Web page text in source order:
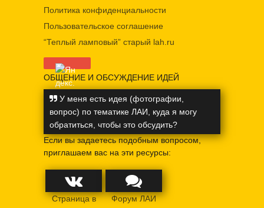
Политика конфиденциальности
Пользовательское соглашение
“Теплый ламповый” старый lah.ru
ОБЩЕНИЕ И ОБСУЖДЕНИЕ ИДЕЙ
У меня есть идея (фотографии,
вопрос) по тематике ЛАИ, куда я могу
обратиться, чтобы это обсудить?
Если вы задаетесь подобным вопросом,
приглашаем вас на эти ресурсы:
Страница в
Форум ЛАИ